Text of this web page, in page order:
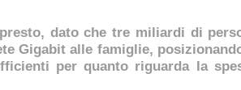
dato che tre miliardi di
Gigabit alle famiglie,
per quanto riguarda la